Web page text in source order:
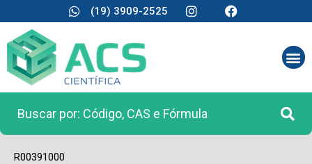
(19) 3909-2525
R00391000